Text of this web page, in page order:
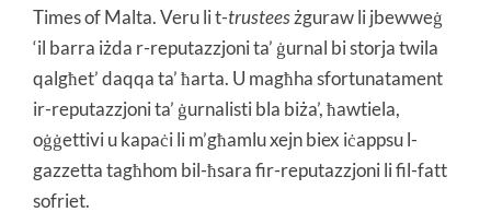
Times of Malta. Veru li t-trusteesżguraw li jbewweġ
‘il barra iżda r-reputazzjoni ta’ ġurnal bi storja twila
qalgħet’ daqqa ta’ ħarta. U magħha sfortunatament
ir-reputazzjoni ta’ ġurnalisti bla biża’, ħawtiela,
oġġettivi u kapaċi li m’għamlu xejn biex iċappsu l-
gazzetta tagħhom bil-ħsara fir-reputazzjoni li fil-fatt
sofriet.